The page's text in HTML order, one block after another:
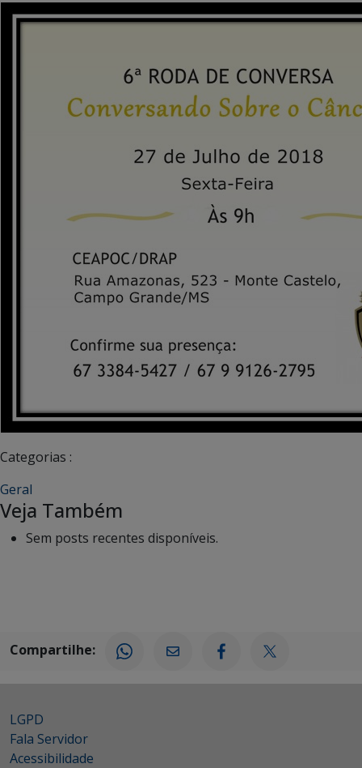
Categorias :
Geral
Veja Também
Sem posts recentes disponíveis.
Compartilhe:
LGPD
Fala Servidor
Acessibilidade